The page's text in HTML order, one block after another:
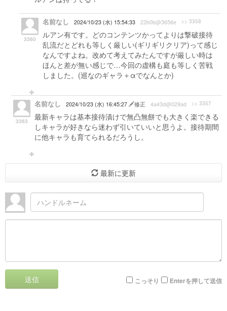
3360
名前なし 2024/10/23 (水) 15:54:33 22b0b@3656e >> 3358
ルアン有です。どのコンテンツかってよりは撃破接待
乱流だとどれも等しく厳しい(ギリギリクリア)って感じ
なんですよね。改めて考えてみたんですが厳しい時は
ほんと差が無い感じで…今回の虚構も庭も等しく苦戦
しました。(巡なのギャラ＋αでなんとか)
3363
名前なし 2024/10/23 (水) 16:45:27 修正 4a43d@029ad >> 3357
最新キャラは基本接待漬けで無凸無餅でも大きく楽できる
しキャラが好きなら迷わず引いていいと思うよ。接待期間
に他キャラも育てられるだろうし。
最新に更新
送信 こっそり Enterを押して送信